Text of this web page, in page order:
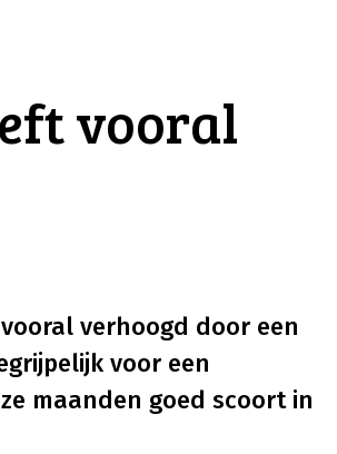
vooral
verhoogd door een
voor een
maanden goed scoort in